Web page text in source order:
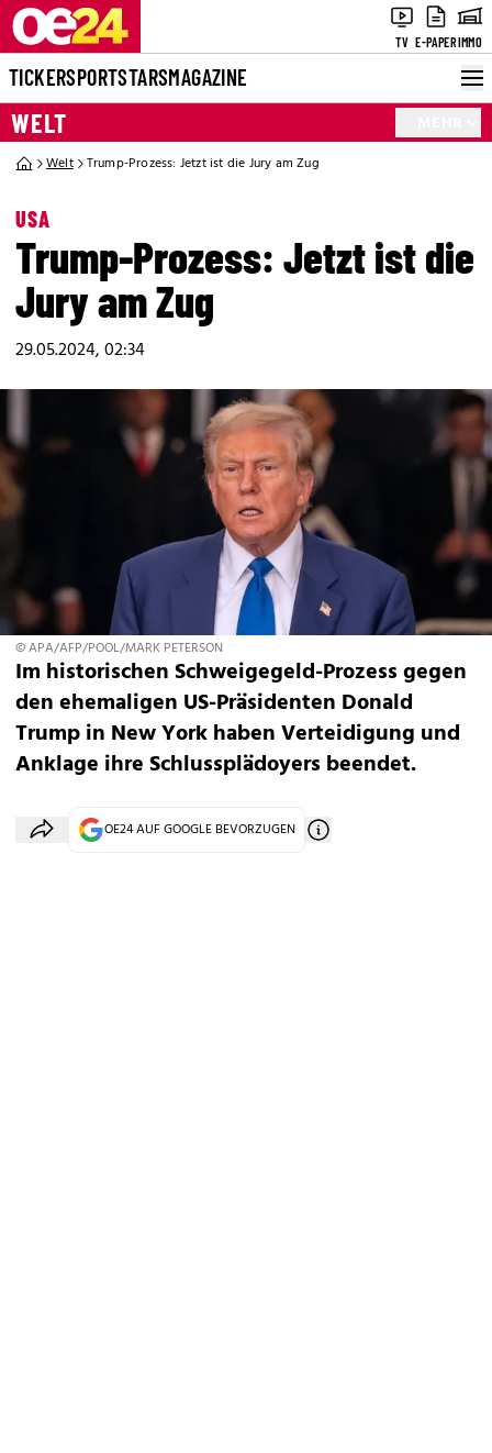
TV E-PAPERIMMO
TICKERSPORTSTARSMAGAZINE
WELT
Welt Trump-Prozess: Jetzt ist die Jury am Zug
USA
Trump-Prozess: Jetzt ist die
Jury am Zug
29.05.2024, 02:34
© APA/AFP/POOL/MARK PETERSON
Im historischen Schweigegeld-Prozess gegen
den ehemaligen US-Präsidenten Donald
Trump in New York haben Verteidigung und
Anklage ihre Schlussplädoyers beendet.
OE24 AUF GOOGLE BEVORZUGEN